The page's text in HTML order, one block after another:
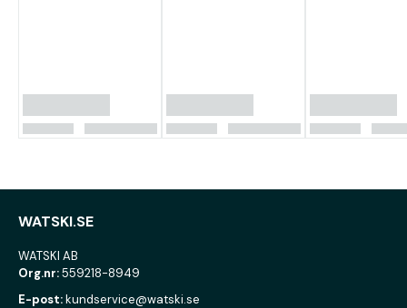
WATSKI.SE
WATSKI AB
Org.nr:559218-8949
E-post:kundservice@watski.se